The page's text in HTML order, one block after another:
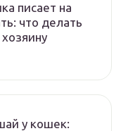
писает на
что делать
хозяину
у кошек: